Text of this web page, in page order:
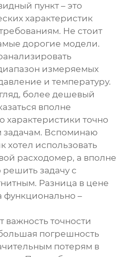
пункт – это
характеристик
Не стоит
дорогие модели.
измеряемых
и температуру.
более дешевый
вполне
характеристики точно
задачам. Вспоминаю
хотел использовать
расходомер, а вполне
задачу с
Разница в цене
функционально –
важность точности
погрешность
потерям в